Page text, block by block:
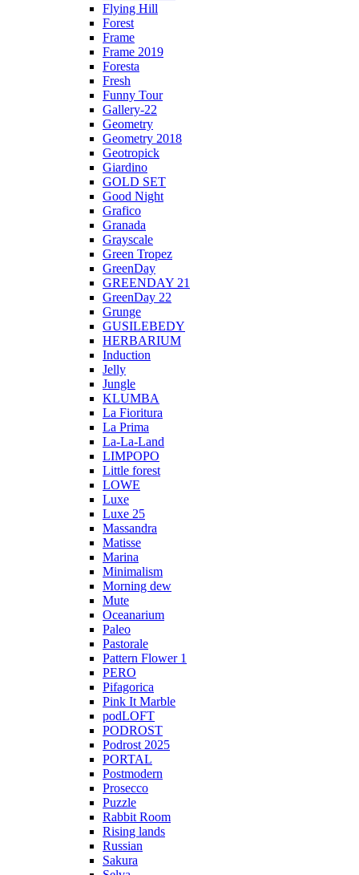
Flying Hill
Forest
Frame
Frame 2019
Foresta
Fresh
Funny Tour
Gallery-22
Geometry
Geometry 2018
Geotropick
Giardino
GOLD SET
Good Night
Grafico
Granada
Grayscale
Green Tropez
GreenDay
GREENDAY 21
GreenDay 22
Grunge
GUSILEBEDY
HERBARIUM
Induction
Jelly
Jungle
KLUMBA
La Fioritura
La Prima
La-La-Land
LIMPOPO
Little forest
LOWE
Luxe
Luxe 25
Massandra
Matisse
Marina
Minimalism
Morning dew
Mute
Oceanarium
Paleo
Pastorale
Pattern Flower 1
PERO
Pifagorica
Pink It Marble
podLOFT
PODROST
Podrost 2025
PORTAL
Postmodern
Prosecco
Puzzle
Rabbit Room
Rising lands
Russian
Sakura